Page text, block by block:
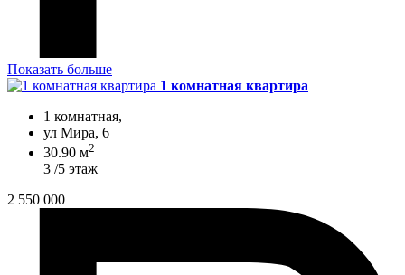
Показать больше
1 комнатная квартира
1 комнатная,
ул Мира, 6
30.90 м2
3 /5 этаж
2 550 000